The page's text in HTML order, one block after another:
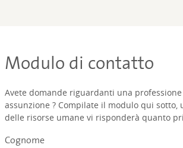
Modulo di contatto
Avete domande riguardanti una
assunzione ? Compilate il modulo qui sotto,
delle risorse umane vi risponderà quanto
Cognome